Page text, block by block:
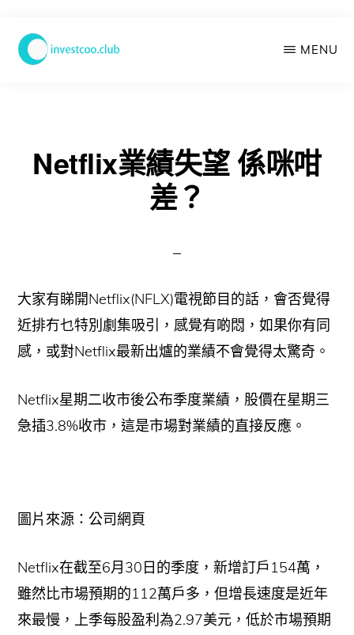
Skip
MENU
Netflix業績失望 係咪咁
差？
大家有睇開Netflix(NFLX)電視節目的話，會否覺得
近排冇乜特別劇集吸引，感覺有啲悶，如果你有同
感，或對Netflix最新出爐的業績不會覺得太驚奇。
Netflix星期二收市後公布季度業績，股價在星期三
急插3.8%收市，這是市場對業績的直接反應。
圖片來源：公司網頁
Netflix在截至6月30日的季度，新增訂戶154萬，
雖然比市場預期的112萬戶多，但增長速度是近年
來最慢，上季每股盈利為2.97美元，低於市場預期